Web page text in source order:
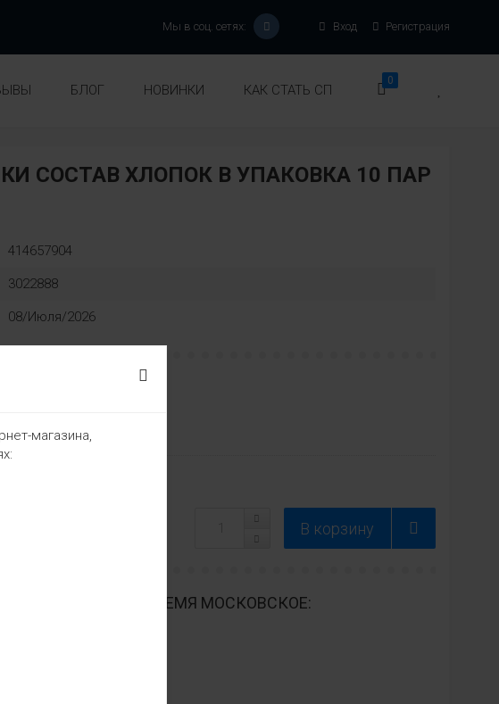
Вход Регистрация
Мы в соц. сетях:
БЛОГ НОВИНКИ КАК СТАТЬ СП
0
СОСТАВ ХЛОПОК В УПАКОВКА 10 ПАР
414657904
3022888
08/Июля/2026
ЕЖЕДНЕВНО ВРЕМЯ МОСКОВСКОЕ:
магазина,